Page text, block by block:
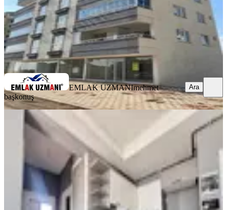
EMLAK UZMANImehmet başkonuş
Ara
EMLAK UZMANImehmet
başkonuş
Ara
MANZARALI
Yeni Rota'dan Üniversite Yakını 2+0
Satılık Daire
Onikişubat, Maarif Mahallesi
2+0
85 m²·5. Kat· 07.08.2026
3.150.000 ₺